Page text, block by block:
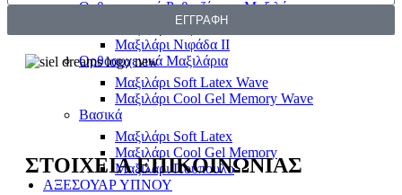
Ορθοαυχενικά Ρυθμιζόμενα Μαξιλάρια
Mαξιλάρι Νιφάδα Ι
Mαξιλάρι Νιφάδα ΙΙ
Ορθοαυχενικά Μαξιλάρια
Mαξιλάρι Soft Latex Wave
Mαξιλάρι Cool Gel Memory Wave
Βασικά
Mαξιλάρι Soft Latex
Mαξιλάρι Cool Gel Memory
Mαξιλάρι Πούπουλο
ΑΞΕΣΟΥΑΡ ΥΠΝΟΥ
ΕΓΓΡΑΦΗ
ΣΤΟΙΧΕΙΑ ΕΠΙΚΟΙΝΩΝΙΑΣ